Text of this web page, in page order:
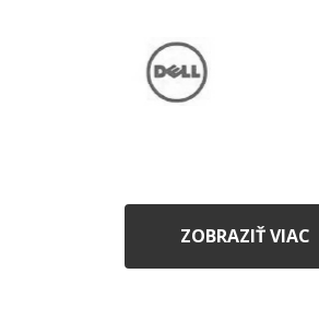
ZOBRAZIŤ VIAC